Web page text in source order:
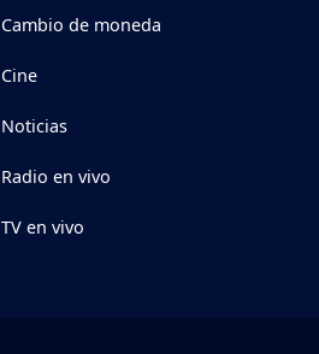
Cambio de moneda
Cine
Noticias
Radio en vivo
TV en vivo